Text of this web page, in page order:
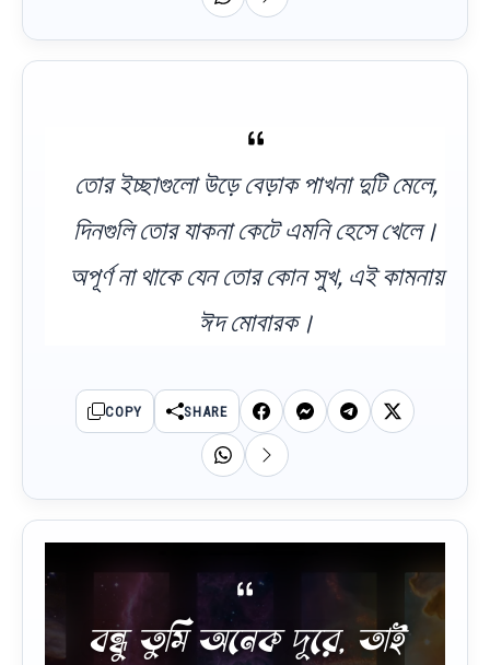
তোর ইচ্ছাগুলো উড়ে বেড়াক পাখনা দুটি মেলে,
দিনগুলি তোর যাকনা কেটে এমনি হেসে খেলে।
অপূর্ণ না থাকে যেন তোর কোন সুখ, এই কামনায়
ঈদ মোবারক।
COPY SHARE
বন্ধু তুমি অনেক দূরে, তাই